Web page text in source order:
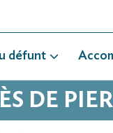
défunt
DE